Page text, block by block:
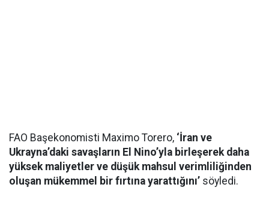
FAO Başekonomisti Maximo Torero, ‘İran ve
Ukrayna’daki savaşların El Nino’yla birleşerek daha
yüksek maliyetler ve düşük mahsul verimliliğinden
oluşan mükemmel bir fırtına yarattığını’ söyledi.